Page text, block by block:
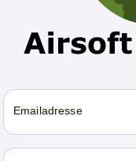
Emailadresse